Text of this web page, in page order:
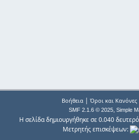
Βοήθεια| Όροι και Κανόνες
SMF 2.1.6 © 2025, Simple
Η σελίδα δημιουργήθηκε σε 0.040
Μετρητής επισκέψεων: